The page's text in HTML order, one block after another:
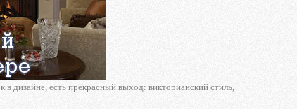
дизайне, есть прекрасный выход: викторианский стиль,